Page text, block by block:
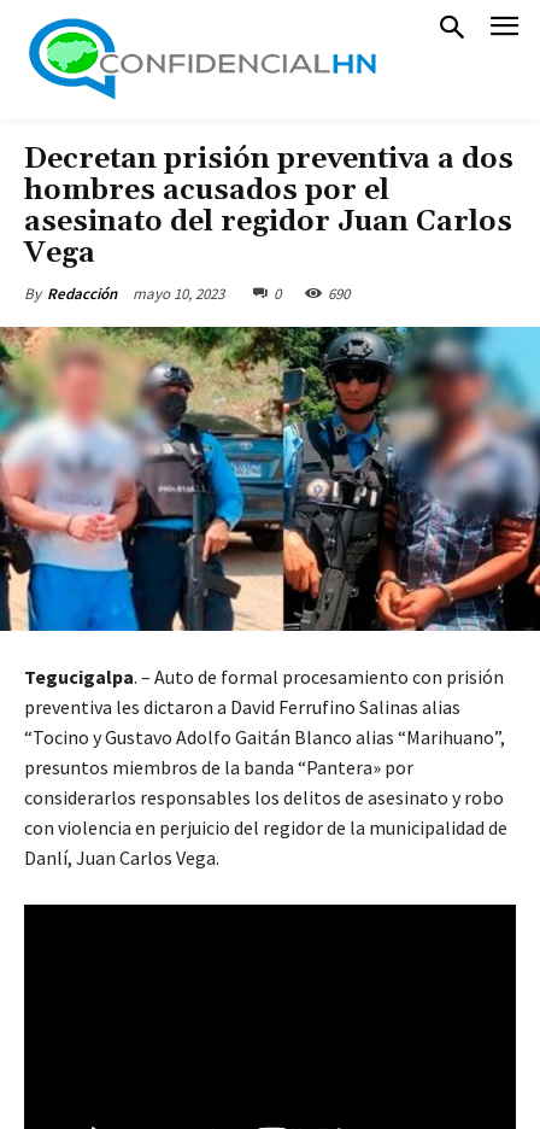
Decretan prisión preventiva a dos
hombres acusados por el
asesinato del regidor Juan Carlos
Vega
By Redacción mayo 10, 2023 0 690
Tegucigalpa. – Auto de formal procesamiento con prisión
preventiva les dictaron a David Ferrufino Salinas alias
“Tocino y Gustavo Adolfo Gaitán Blanco alias “Marihuano”,
presuntos miembros de la banda “Pantera» por
considerarlos responsables los delitos de asesinato y robo
con violencia en perjuicio del regidor de la municipalidad de
Danlí, Juan Carlos Vega.